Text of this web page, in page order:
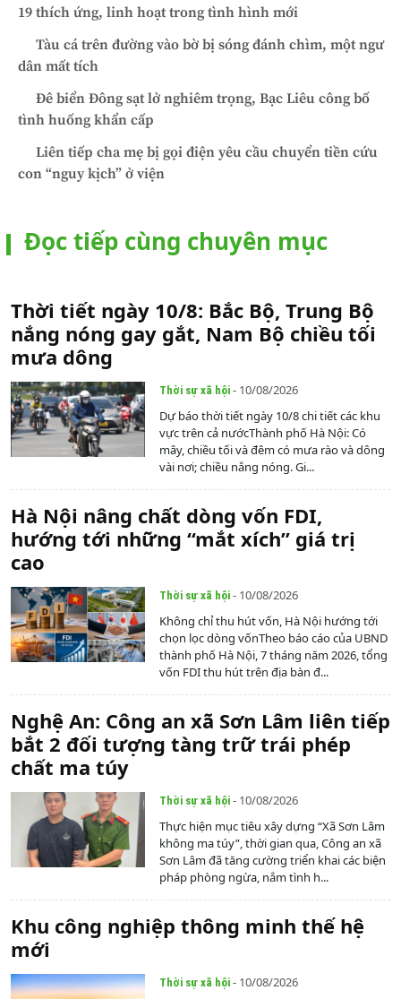
19 thích ứng, linh hoạt trong tình hình mới
Tàu cá trên đường vào bờ bị sóng đánh chìm, một ngư
dân mất tích
Đê biển Đông sạt lở nghiêm trọng, Bạc Liêu công bố
tình huống khẩn cấp
Liên tiếp cha mẹ bị gọi điện yêu cầu chuyển tiền cứu
con “nguy kịch” ở viện
Đọc tiếp cùng chuyên mục
Thời tiết ngày 10/8: Bắc Bộ, Trung Bộ
nắng nóng gay gắt, Nam Bộ chiều tối
mưa dông
Thời sự xã hội - 10/08/2026
Dự báo thời tiết ngày 10/8 chi tiết các khu
vực trên cả nướcThành phố Hà Nội: Có
mây, chiều tối và đêm có mưa rào và dông
vài nơi; chiều nắng nóng. Gi...
Hà Nội nâng chất dòng vốn FDI,
hướng tới những “mắt xích” giá trị
cao
Thời sự xã hội - 10/08/2026
Không chỉ thu hút vốn, Hà Nội hướng tới
chọn lọc dòng vốnTheo báo cáo của UBND
thành phố Hà Nội, 7 tháng năm 2026, tổng
vốn FDI thu hút trên địa bàn đ...
Nghệ An: Công an xã Sơn Lâm liên tiếp
bắt 2 đối tượng tàng trữ trái phép
chất ma túy
Thời sự xã hội - 10/08/2026
Thực hiện mục tiêu xây dựng “Xã Sơn Lâm
không ma túy”, thời gian qua, Công an xã
Sơn Lâm đã tăng cường triển khai các biện
pháp phòng ngừa, nắm tình h...
Khu công nghiệp thông minh thế hệ
mới
Thời sự xã hội - 10/08/2026